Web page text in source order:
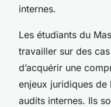
internes.
Les étudiants du
travailler sur des
d’acquérir une
enjeux juridiques de
audits internes. Ils